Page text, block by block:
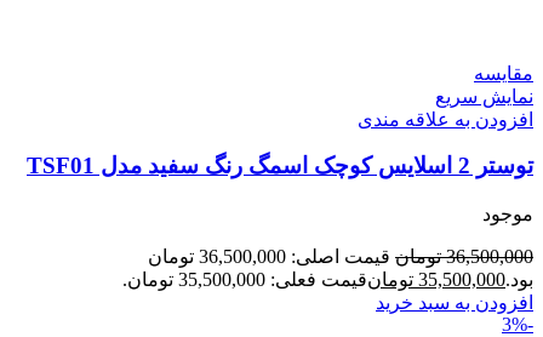
مقايسه
نمایش سریع
افزودن به علاقه مندی
توستر 2 اسلایس کوچک اسمگ رنگ سفید مدل TSF01
موجود
36,500,000 تومان
قیمت اصلی: 36,500,000 تومان
بود.35,500,000 تومانقیمت فعلی: 35,500,000 تومان.
افزودن به سبد خرید
-3%